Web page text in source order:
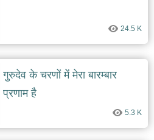
24.5 K
गुरुदेव के चरणों में मेरा बारम्बार
प्रणाम है
5.3 K